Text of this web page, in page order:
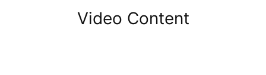
Video Content